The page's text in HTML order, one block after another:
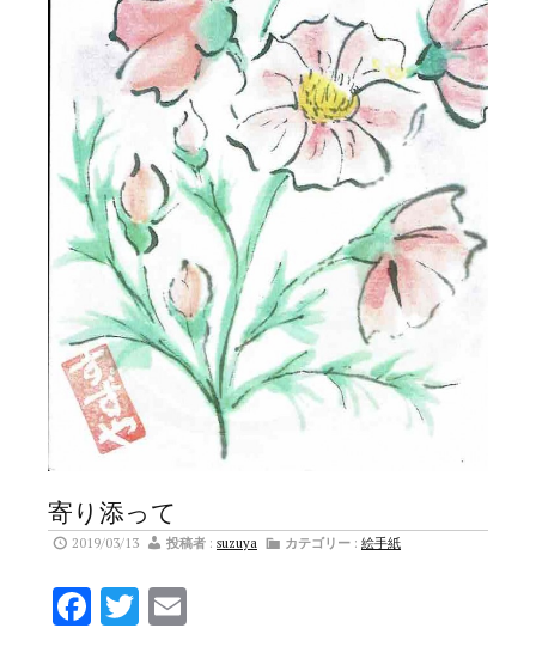
寄り添って
2019/03/13 投稿者 : suzuya カテゴリー : 絵手紙
Facebook
Twitter